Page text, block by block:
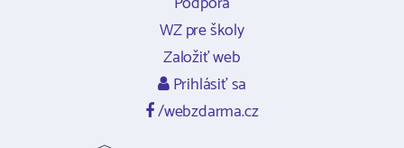
WZ pre školy
Založiť web
Prihlásiť sa
/webzdarma.cz